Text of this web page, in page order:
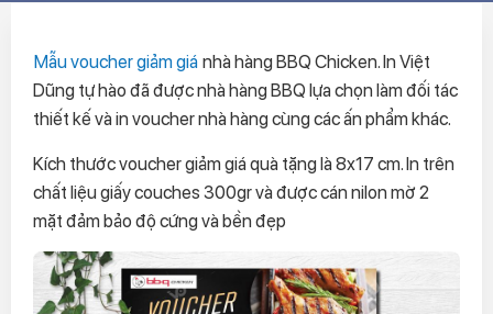
Mẫu voucher giảm giá nhà hàng BBQ Chicken. In Việt
Dũng tự hào đã được nhà hàng BBQ lựa chọn làm đối tác
thiết kế và in voucher nhà hàng cùng các ấn phẩm khác.
Kích thước voucher giảm giá quà tặng là 8x17 cm. In trên
chất liệu giấy couches 300gr và được cán nilon mờ 2
mặt đảm bảo độ cứng và bền đẹp